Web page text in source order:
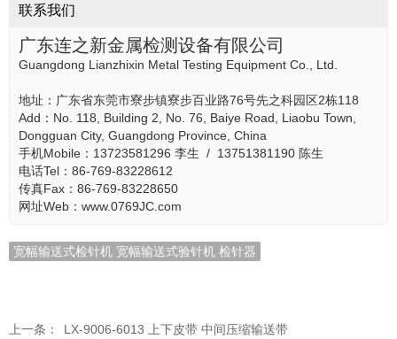
联系我们
广东连之新金属检测设备有限公司
Guangdong Lianzhixin Metal Testing Equipment Co., Ltd.
地址：广东省东莞市寮步镇寮步百业路76号先之科园区2栋118
Add：No. 118, Building 2, No. 76, Baiye Road, Liaobu Town,
Dongguan City, Guangdong Province, China
手机Mobile：13723581296 李生 / 13751381190 陈生
电话Tel：86-769-83228612
传真Fax：86-769-83228650
网址Web：www.0769JC.com
宽幅输送式检针机 宽幅输送式验针机 检针器
上一条：
LX-9006-6013 上下皮带 中间压缩输送带